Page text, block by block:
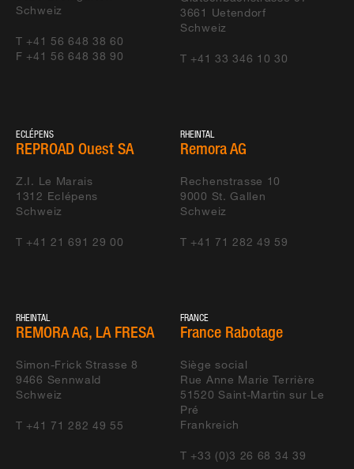
Schweiz
T +41 56 648 38 60
F +41 56 648 38 90
3661 Uetendorf
Schweiz
T +41 33 346 10 30
ECLÉPENS
REPROAD Ouest SA
Z.I. Le Marais
1312 Eclépens
Schweiz
T +41 21 691 29 00
RHEINTAL
Remora AG
Rechenstrasse 10
9000 St. Gallen
Schweiz
T +41 71 282 49 59
RHEINTAL
REMORA AG, LA FRESA
Simon-Frick Strasse 8
9466 Sennwald
Schweiz
T +41 71 282 49 55
FRANCE
France Rabotage
Siège social
Rue Anne Marie Terrière
51520 Saint-Martin sur Le
Pré
Frankreich
T +33 (0)3 26 68 34 39